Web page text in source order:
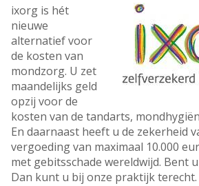
ixorg is hét
nieuwe
alternatief voor
de kosten van
mondzorg. U zet
maandelijks geld
opzij voor de
kosten van de tandarts,
En daarnaast heeft u de zekerheid
vergoeding van maximaal 10.000
met gebitsschade wereldwijd. Bent
Dan kunt u bij onze praktijk terecht.